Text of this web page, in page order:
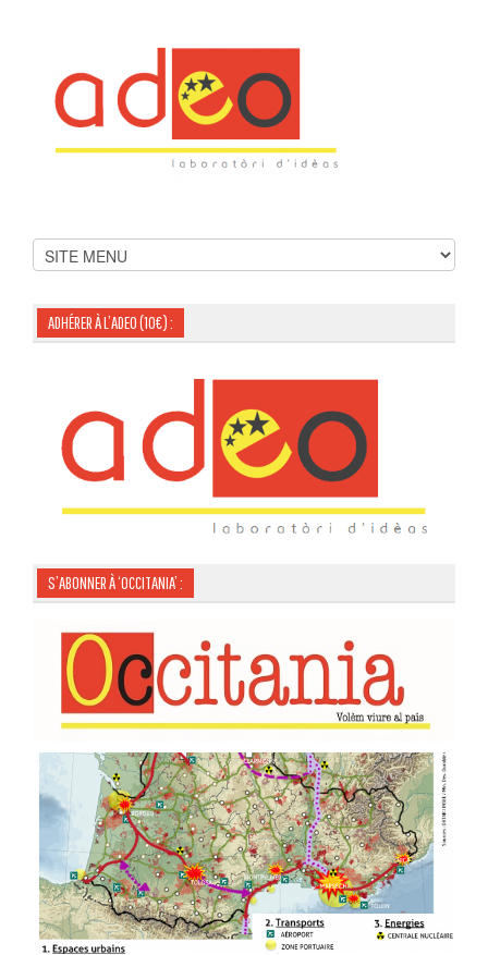
ADHÉRER À L’ADEO (10€) :
S’ABONNER À ‘OCCITANIA’ :